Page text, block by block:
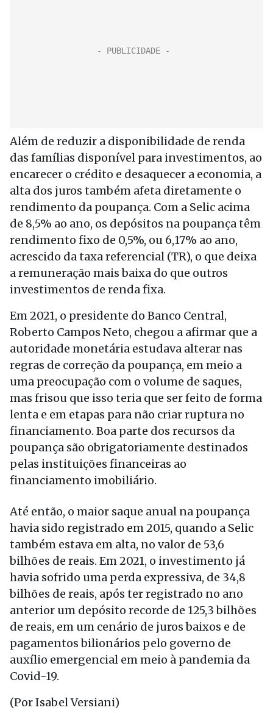
Além de reduzir a disponibilidade de renda
das famílias disponível para investimentos, ao
encarecer o crédito e desaquecer a economia, a
alta dos juros também afeta diretamente o
rendimento da poupança. Com a Selic acima
de 8,5% ao ano, os depósitos na poupança têm
rendimento fixo de 0,5%, ou 6,17% ao ano,
acrescido da taxa referencial (TR), o que deixa
a remuneração mais baixa do que outros
investimentos de renda fixa.
Em 2021, o presidente do Banco Central,
Roberto Campos Neto, chegou a afirmar que a
autoridade monetária estudava alterar nas
regras de correção da poupança, em meio a
uma preocupação com o volume de saques,
mas frisou que isso teria que ser feito de forma
lenta e em etapas para não criar ruptura no
financiamento. Boa parte dos recursos da
poupança são obrigatoriamente destinados
pelas instituições financeiras ao
financiamento imobiliário.
Até então, o maior saque anual na poupança
havia sido registrado em 2015, quando a Selic
também estava em alta, no valor de 53,6
bilhões de reais. Em 2021, o investimento já
havia sofrido uma perda expressiva, de 34,8
bilhões de reais, após ter registrado no ano
anterior um depósito recorde de 125,3 bilhões
de reais, em um cenário de juros baixos e de
pagamentos bilionários pelo governo de
auxílio emergencial em meio à pandemia da
Covid-19.
(Por Isabel Versiani)